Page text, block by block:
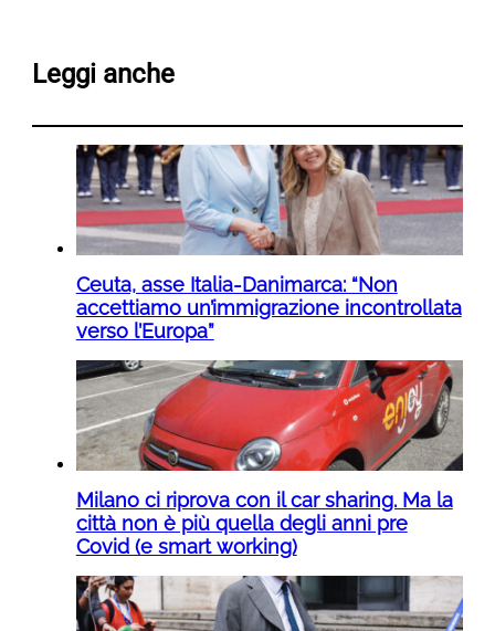
Leggi anche
Ceuta, asse Italia-Danimarca: “Non
accettiamo un’immigrazione incontrollata
verso l’Europa”
Milano ci riprova con il car sharing. Ma la
città non è più quella degli anni pre
Covid (e smart working)